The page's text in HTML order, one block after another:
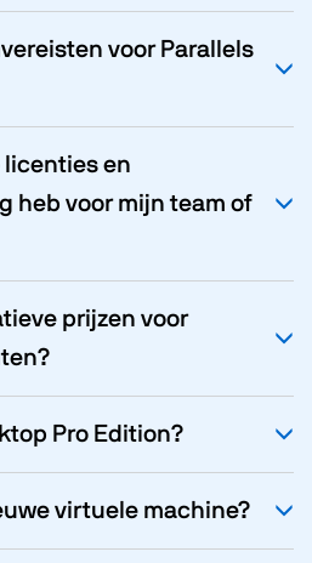
voor Parallels
licenties en
heb voor mijn team of
prijzen voor
Pro Edition?
virtuele machine?